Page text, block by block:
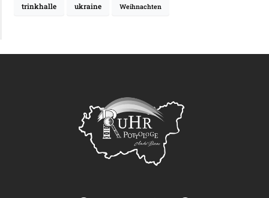
trinkhalle ukraine Weihnachten